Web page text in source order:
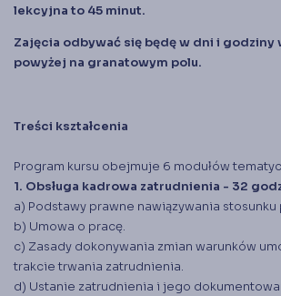
lekcyjna to 45 minut.
Zajęcia odbywać się będę w dni i godziny
powyżej na granatowym polu.
Treści kształcenia
Program kursu obejmuje 6 modułów
1. Obsługa kadrowa zatrudnienia - 32
a) Podstawy prawne nawiązywania stosunku
b) Umowa o pracę.
c) Zasady dokonywania zmian warunków
trakcie trwania zatrudnienia.
d) Ustanie zatrudnienia i jego